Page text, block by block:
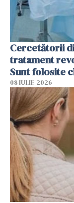
Cercetătorii
tratament
Sunt folosite
08 IULIE 2026